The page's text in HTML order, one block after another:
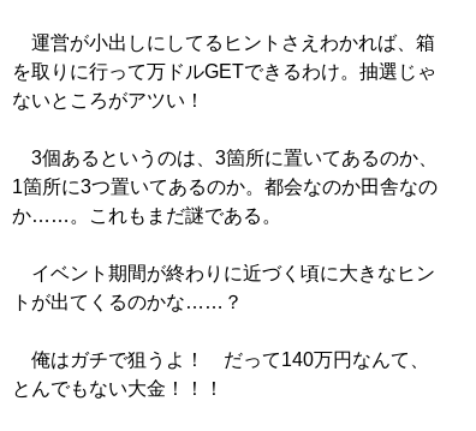
運営が小出しにしてるヒントさえわかれば、箱
を取りに行って万ドルGETできるわけ。抽選じゃ
ないところがアツい！
3個あるというのは、3箇所に置いてあるのか、
1箇所に3つ置いてあるのか。都会なのか田舎なの
か……。これもまだ謎である。
イベント期間が終わりに近づく頃に大きなヒン
トが出てくるのかな……？
俺はガチで狙うよ！ だって140万円なんて、
とんでもない大金！！！